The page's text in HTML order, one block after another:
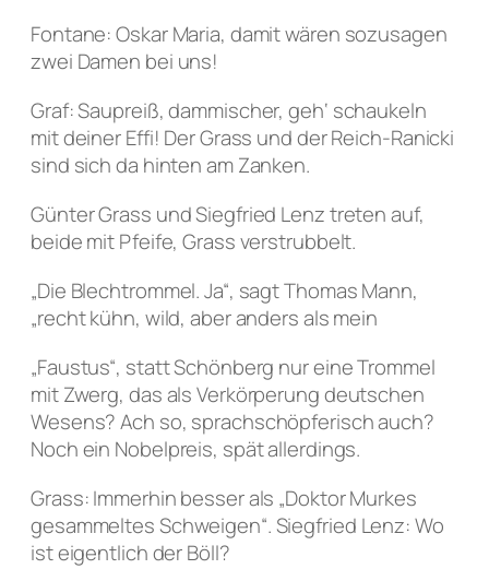
Fontane: Oskar Maria, damit wären sozusagen
zwei Damen bei uns!
Graf: Saupreiß, dammischer, geh‘ schaukeln
mit deiner Effi! Der Grass und der Reich-Ranicki
sind sich da hinten am Zanken.
Günter Grass und Siegfried Lenz treten auf,
beide mit Pfeife, Grass verstrubbelt.
„Die Blechtrommel. Ja“, sagt Thomas Mann,
„recht kühn, wild, aber anders als mein
„Faustus“, statt Schönberg nur eine Trommel
mit Zwerg, das als Verkörperung deutschen
Wesens? Ach so, sprachschöpferisch auch?
Noch ein Nobelpreis, spät allerdings.
Grass: Immerhin besser als „Doktor Murkes
gesammeltes Schweigen“. Siegfried Lenz: Wo
ist eigentlich der Böll?